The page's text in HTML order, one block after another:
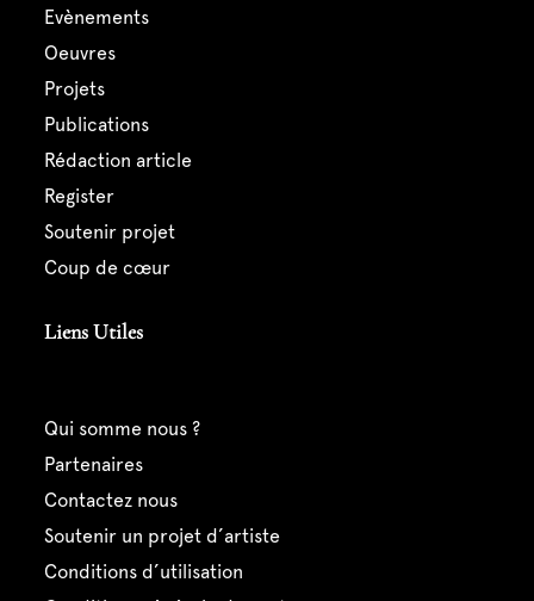
evènements
oeuvres
projets
publications
rédaction article
register
soutenir projet
coup de cœur
Liens Utiles
qui somme nous ?
partenaires
contactez nous
soutenir un projet d’artiste
conditions d’utilisation